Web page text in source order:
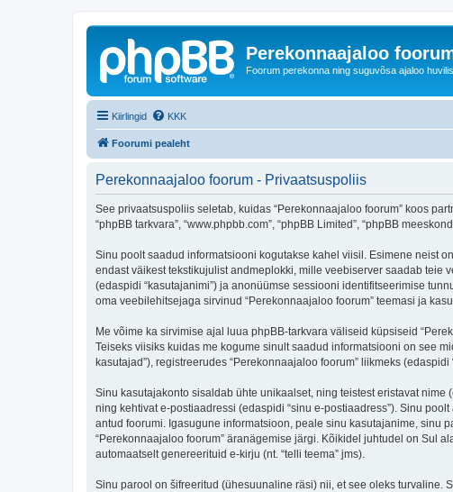
Perekonnaajaloo
Foorum perekonna ning suguvõsa ajaloo
Kiirlingid KKK
Foorumi pealeht
Perekonnaajaloo foorum - Privaatsuspoliis
See privaatsuspoliis seletab, kuidas “Perekonnaajaloo foorum” koos
“phpBB tarkvara”, “www.phpbb.com”, “phpBB Limited”, “phpBB
Sinu poolt saadud informatsiooni kogutakse kahel viisil. Esimene neist
endast väikest tekstikujulist andmeplokki, mille veebiserver saadab teie
(edaspidi “kasutajanimi”) ja anonüümse sessiooni identifitseerimise
oma veebilehitsejaga sirvinud “Perekonnaajaloo foorum” teemasi ja
Me võime ka sirvimise ajal luua phpBB-tarkvara väliseid küpsiseid
Teiseks viisiks kuidas me kogume sinult saadud informatsiooni on see
kasutajad”), registreerudes “Perekonnaajaloo foorum” liikmeks
Sinu kasutajakonto sisaldab ühte unikaalset, ning teistest eristavat
ning kehtivat e-postiaadressi (edaspidi “sinu e-postiaadress”). Sinu
antud foorumi. Igasugune informatsioon, peale sinu kasutajanime, sinu
“Perekonnaajaloo foorum” äranägemise järgi. Kõikidel juhtudel on Sul
automaatselt genereerituid e-kirju (nt. “telli teema” jms).
Sinu parool on šifreeritud (ühesuunaline räsi) nii, et see oleks turvaline.